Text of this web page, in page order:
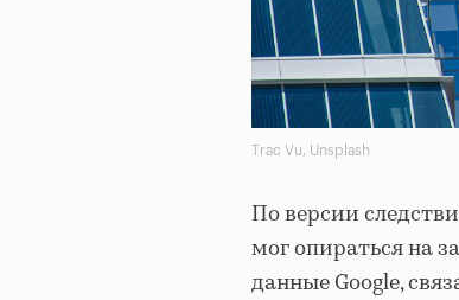
Trac Vu, Unsplash
По версии
мог опираться на
данные Google,